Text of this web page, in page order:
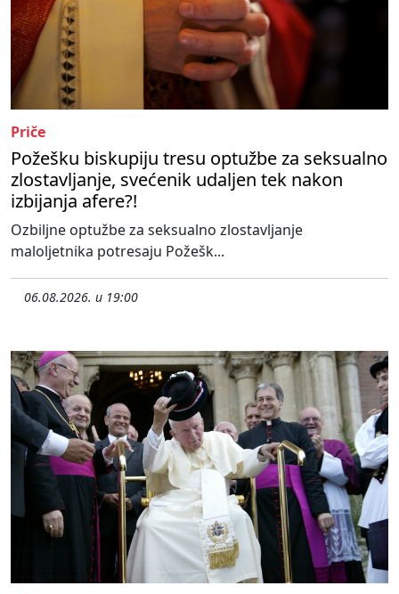
Priče
Požešku biskupiju tresu optužbe za seksualno
zlostavljanje, svećenik udaljen tek nakon
izbijanja afere?!
Ozbiljne optužbe za seksualno zlostavljanje
maloljetnika potresaju Požešk...
06.08.2026. u 19:00